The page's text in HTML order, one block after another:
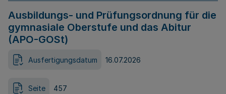
Ausbildungs- und Prüfungsordnung für die
gymnasiale Oberstufe und das Abitur
(APO-GOSt)
Ausfertigungsdatum 16.07.2026
Seite 457